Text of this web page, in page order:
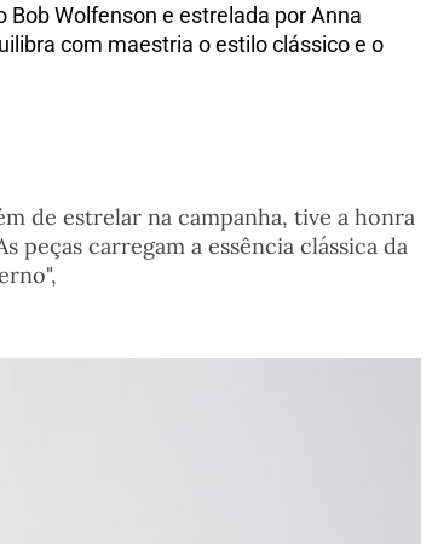
Wolfenson e estrelada por Anna
com maestria o estilo clássico e o
de estrelar na campanha, tive a honra
peças carregam a essência clássica da